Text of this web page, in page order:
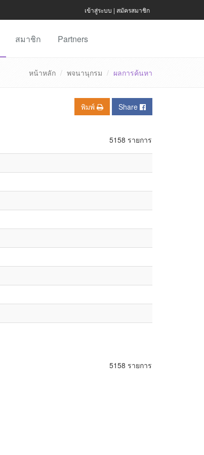
เข้าสู่ระบบ | สมัครสมาชิก
สมาชิก Partners
หน้าหลัก พจนานุกรม ผลการค้นหา
พิมพ์ Share
5158 รายการ
5158 รายการ